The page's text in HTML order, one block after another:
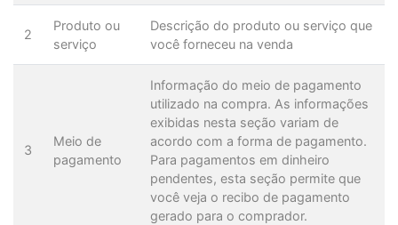
2
Produto ou
serviço
Descrição do produto ou serviço que
você forneceu na venda
3
Meio de
pagamento
Informação do meio de pagamento
utilizado na compra. As informações
exibidas nesta seção variam de
acordo com a forma de pagamento.
Para pagamentos em dinheiro
pendentes, esta seção permite que
você veja o recibo de pagamento
gerado para o comprador.